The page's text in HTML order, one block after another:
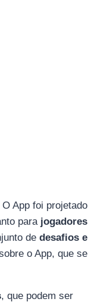
App foi projetado
para jogadores
dedesafios e
o App, que se
, que podem ser